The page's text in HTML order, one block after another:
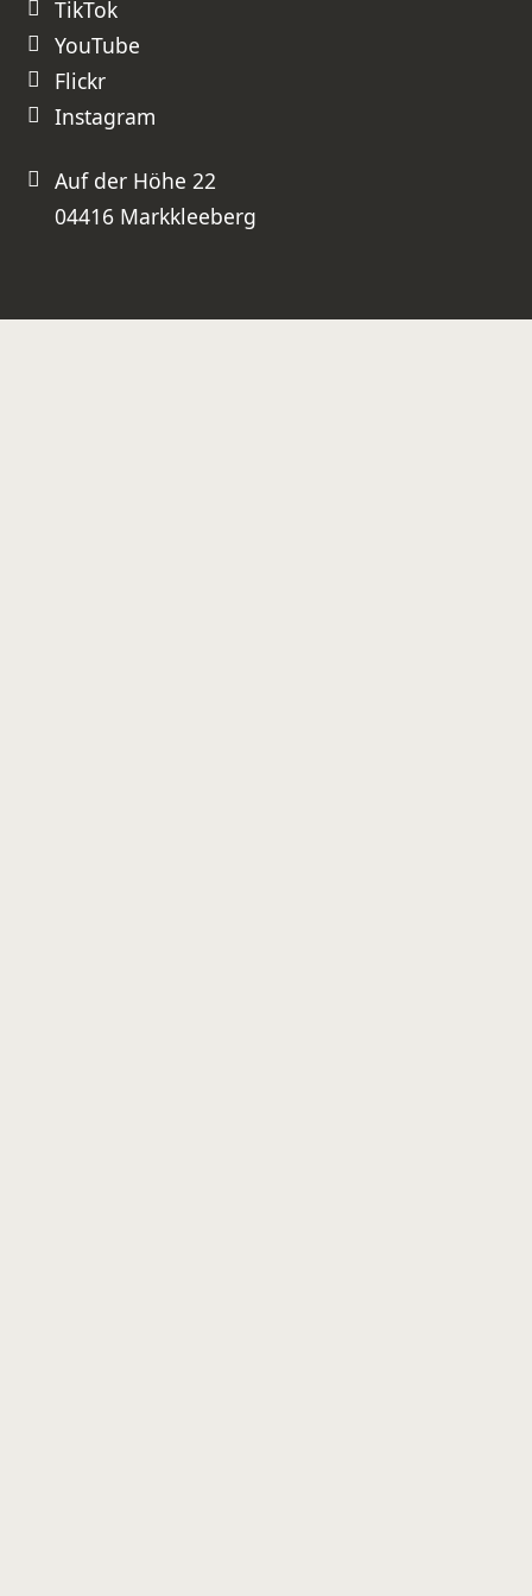
Auf der Höhe 22
04416 Markkleeberg
TikTok
YouTube
Flickr
Instagram